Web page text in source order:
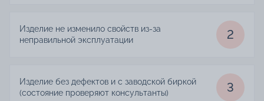
Изделие не изменило свойств из-за
неправильной эксплуатации
2
Изделие без дефектов и с заводской биркой
(состояние проверяют консультанты)
3